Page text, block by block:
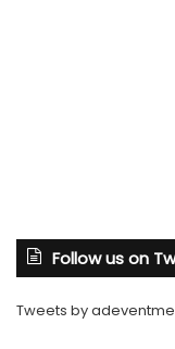
Follow us on
Tweets by